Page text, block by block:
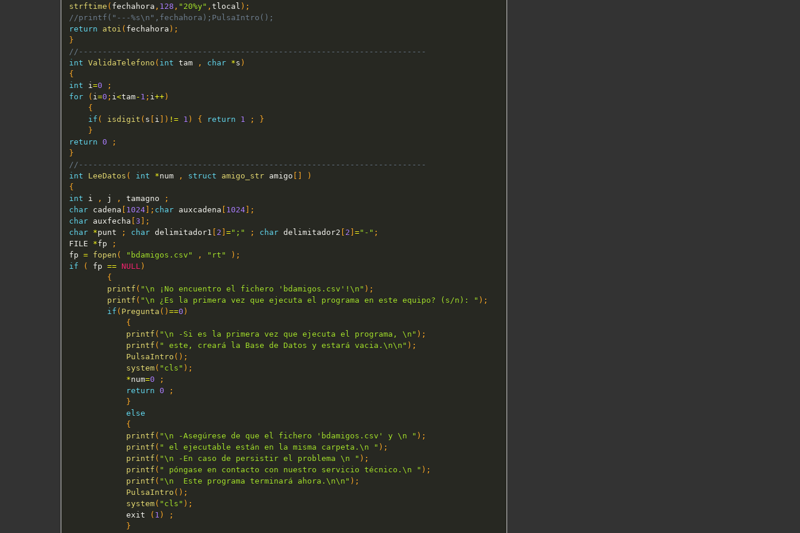
strftime ( fechahora , 128 , "20%y" , tlocal ) ;
//printf("---%s\n",fechahora);PulsaIntro();
return
atoi ( fechahora ) ;
}
//-------------------------------------------------------------------------
int ValidaTelefono ( int tam , char *s )
{
int i=0
;
for
( i=0 ; i<tam- 1 ; i++ )
{
if ( isdigit ( s i ) != 1 ) { return 1 ;
}
}
return 0
;
}
//-------------------------------------------------------------------------
int
LeeDatos ( int *num , struct amigo_str amigo
)
{
int i , j , tamagno
;
char cadena 1024 ; char auxcadena 1024
;
char auxfecha 3
;
char *punt ; char delimitador1 2 =";" ; char delimitador2 2 ="-" ;
FILE *fp
;
fp = fopen ( "bdamigos.csv" , "rt" ) ;
if
( fp == NULL )
{
printf ( "\n ¡No encuentro el fichero 'bdamigos.csv'!\n" ) ;
printf ( "\n ¿Es la primera vez que ejecuta el programa en este equipo? (s/n): " ) ;
if ( Pregunta ( ) ==0 )
{
printf ( "\n -Si es la primera vez que ejecuta el programa, \n" ) ;
printf ( " este, creará la Base de Datos y estará vacia.\n\n" ) ;
PulsaIntro ( ) ;
system( "cls" ) ;
*num=0
;
return 0
;
}
else
{
printf ( "\n -Asegúrese de que el fichero 'bdamigos.csv' y \n " ) ;
printf ( " el ejecutable están en la misma carpeta.\n " ) ;
printf ( "\n -En caso de persistir el problema \n " ) ;
printf ( " póngase en contacto con nuestro servicio técnico.\n " ) ;
printf ( "\n  Este programa terminará ahora.\n\n" ) ;
PulsaIntro ( ) ;
system( "cls" ) ;
            exit
( 1 )
;
}